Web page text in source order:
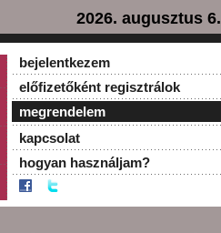
2026. augusztus 6.
bejelentkezem
előfizetőként regisztrálok
megrendelem
kapcsolat
hogyan használjam?